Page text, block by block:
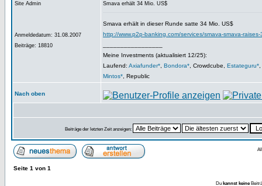
Site Admin
Anmeldedatum: 31.08.2007
Beiträge: 18810
Smava erhält 34 Mio. US$
Smava erhält in dieser Runde satte 34 Mio. US$
http://www.p2p-banking.com/services/smava-smava-raises-
Meine Investments (aktualisiert 12/25):
Laufend: Axiafunder* Bondora* , Crowdcube, Estateguru*
Mintos* , Republic
Nach oben
Beiträge der letzten Zeit anzeigen:
Seite 1 von 1
Du kannst keine